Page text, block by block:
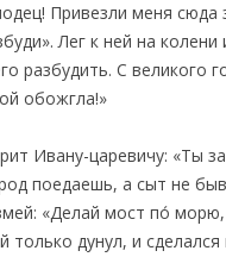
Привезли меня
Лег к ней на
С великого
обожгла!»
Ивану-царевичу: «Ты
поедаешь, а сыт не
«Делай мост по́
дунул, и